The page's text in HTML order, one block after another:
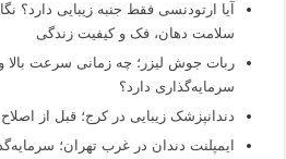
آیا ارتودنسی فقط جنبه زیبایی دارد؟
سلامت دهان، فک و کیفیت زندگی
ربات جوش لیزر؛ چه زمانی سرعت بالا
سرمایه‌گذاری دارد؟
دندانپزشک زیبایی در کرج؛ قبل از اصلاح
ایمپلنت دندان در غرب تهران؛